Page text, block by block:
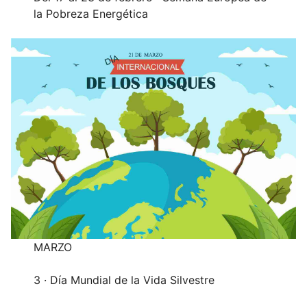
la Pobreza Energética
MARZO
3 · Día Mundial de la Vida Silvestre